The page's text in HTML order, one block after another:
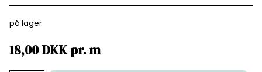
på lager
18,00DKKpr.m